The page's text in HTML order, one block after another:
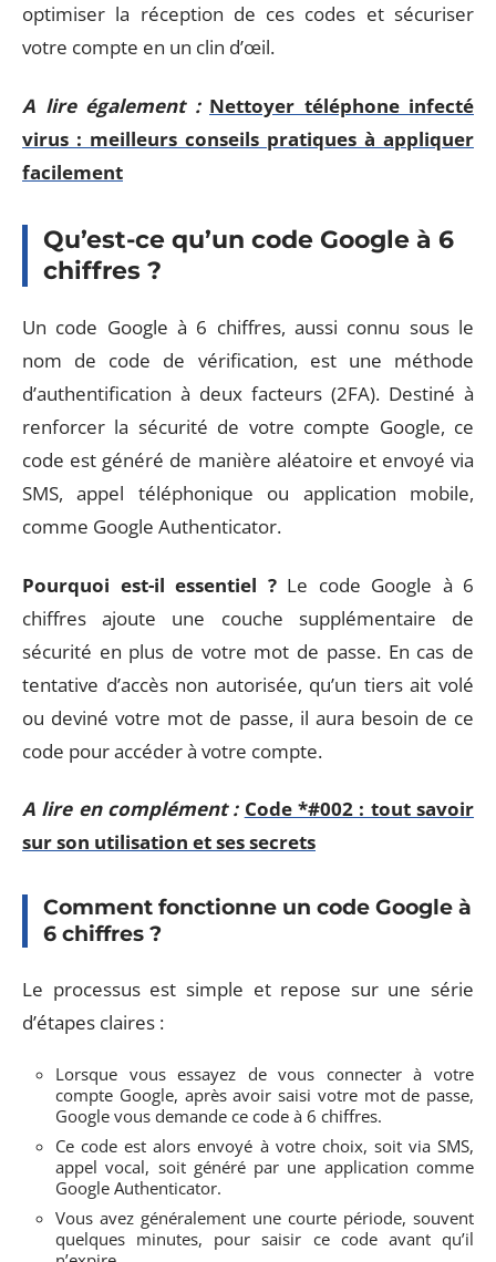
optimiser la réception de ces codes et sécuriser
votre compte en un clin d’œil.
A lire également : Nettoyer téléphone infecté
virus : meilleurs conseils pratiques à appliquer
facilement
Qu’est-ce qu’un code Google à 6
chiffres ?
Un code Google à 6 chiffres, aussi connu sous le
nom de code de vérification, est une méthode
d’authentification à deux facteurs (2FA). Destiné à
renforcer la sécurité de votre compte Google, ce
code est généré de manière aléatoire et envoyé via
SMS, appel téléphonique ou application mobile,
comme Google Authenticator.
Pourquoi est-il essentiel ?Le code Google à 6
chiffres ajoute une couche supplémentaire de
sécurité en plus de votre mot de passe. En cas de
tentative d’accès non autorisée, qu’un tiers ait volé
ou deviné votre mot de passe, il aura besoin de ce
code pour accéder à votre compte.
A lire en complément : Code *#002 : tout savoir
sur son utilisation et ses secrets
Comment fonctionne un code Google à
6 chiffres ?
Le processus est simple et repose sur une série
d’étapes claires :
Lorsque vous essayez de vous connecter à votre
compte Google, après avoir saisi votre mot de passe,
Google vous demande ce code à 6 chiffres.
Ce code est alors envoyé à votre choix, soit via SMS,
appel vocal, soit généré par une application comme
Google Authenticator.
Vous avez généralement une courte période, souvent
quelques minutes, pour saisir ce code avant qu’il